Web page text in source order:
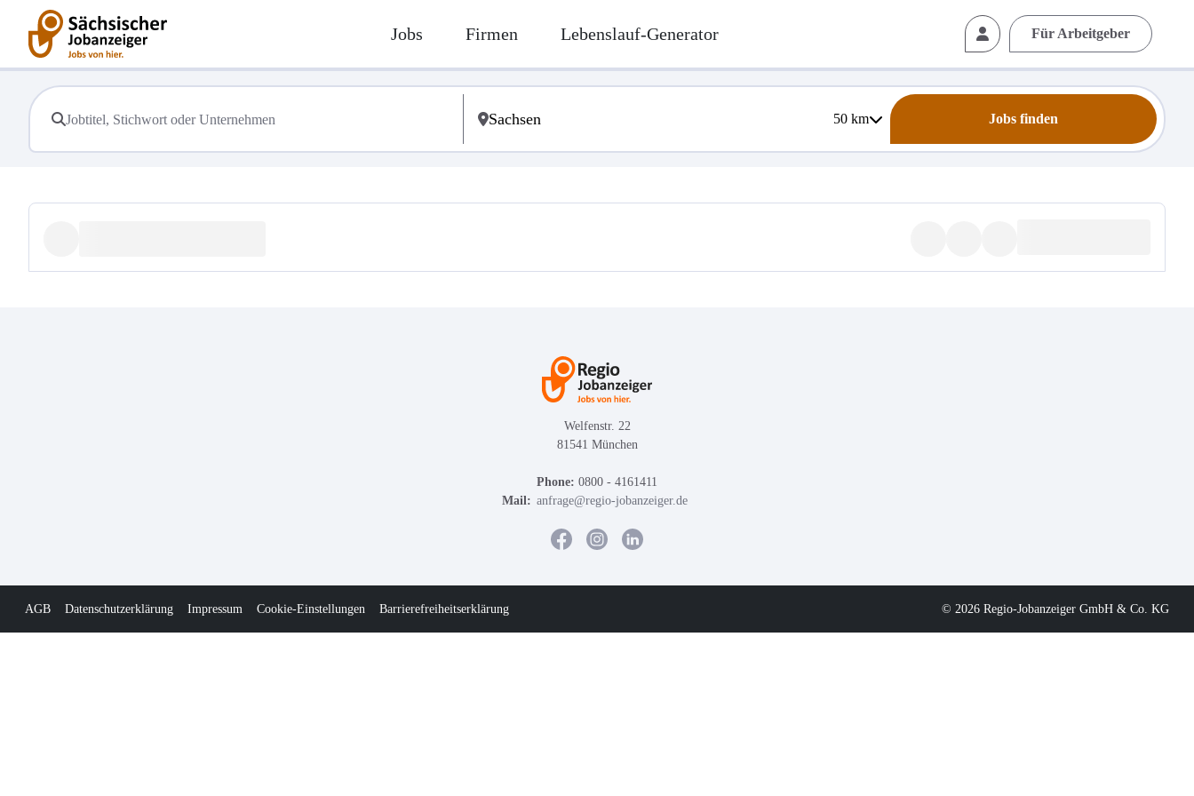
Jobs Firmen Lebenslauf-Generator Für Arbeitgeber
50km Jobs finden
Welfenstr. 22
81541 München
Phone: 0800 - 4161411
Mail: anfrage@regio-jobanzeiger.de
AGB Datenschutzerklärung Impressum Cookie-Einstellungen Barrierefreiheitserklärung © 2026 Regio-Jobanzeiger GmbH & Co. KG